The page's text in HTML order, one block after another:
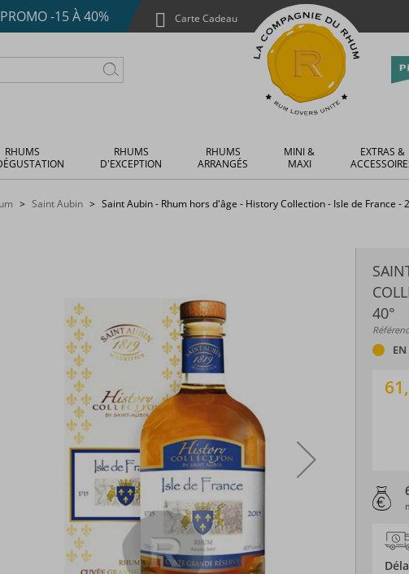
PROMO -15 À 40% Carte Cadeau
RHUMS
RHUMS
D'EXCEPTION
RHUMS
ARRANGÉS
MINI &
MAXI
EXTRAS &
Saint Aubin Saint Aubin - Rhum hors d'âge - History Collection - Isle de France -
40°
EN